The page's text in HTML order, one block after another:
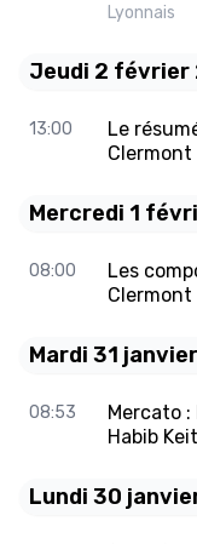
Lyonnais
Jeudi 2 février
13:00
Le
Clermont
Mercredi 1
08:00
Les
Clermont
Mardi 31
08:53
Mercato
Habib
Lundi 30